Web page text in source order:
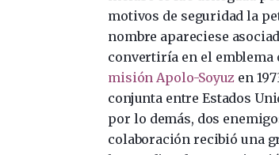
motivos de seguridad la
nombre apareciese
convertiría en el emblema
misión Apolo-Soyuz en
conjunta entre Estados
por lo demás, dos
colaboración recibió una